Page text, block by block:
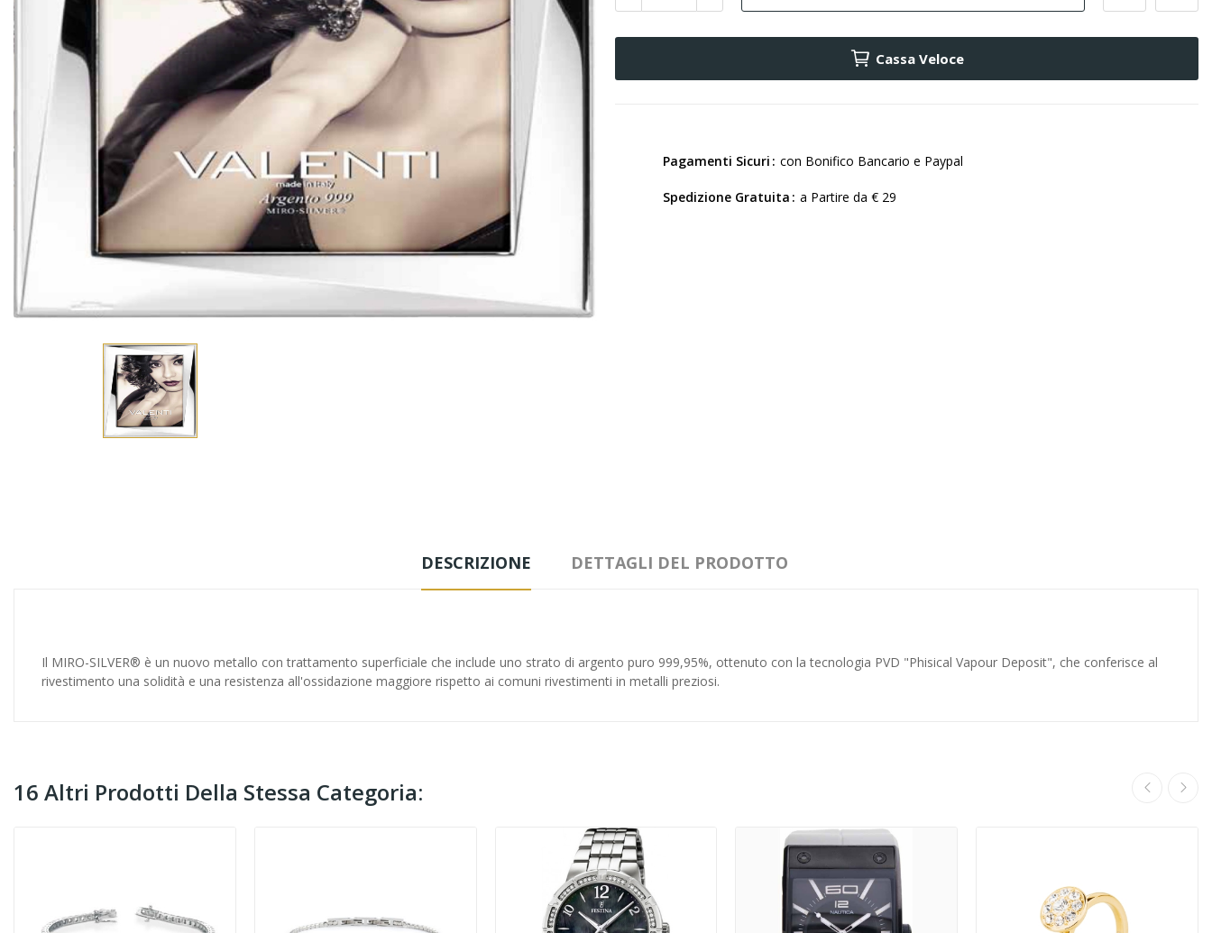
Cassa Veloce
Pagamenti Sicuri con Bonifico Bancario e Paypal
Spedizione Gratuita a Partire da € 29
DESCRIZIONE DETTAGLI DEL PRODOTTO
Il MIRO-SILVER® è un nuovo metallo con trattamento superficiale che include uno strato di argento puro 999,95%, ottenuto con la tecnologia PVD "Phisical Vapour Deposit", che conferisce al
rivestimento una solidità e una resistenza all'ossidazione maggiore rispetto ai comuni rivestimenti in metalli preziosi.
16 Altri Prodotti Della Stessa Categoria: